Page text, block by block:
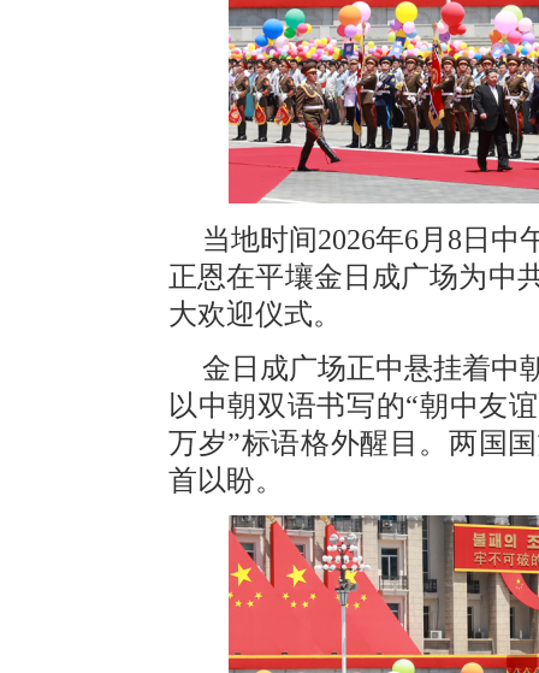
当地时间2026年6月8日
正恩在平壤金日成广场为中
大欢迎仪式。
金日成广场正中悬挂着中
以中朝双语书写的“朝中友
万岁”标语格外醒目。两国
首以盼。